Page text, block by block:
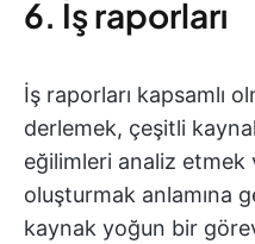
6. İş raporları
İş raporları kapsamlı
derlemek, çeşitli
eğilimleri analiz etmek
oluşturmak anlamına
kaynak yoğun bir